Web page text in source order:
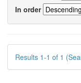
In order
Results 1-1 of 1